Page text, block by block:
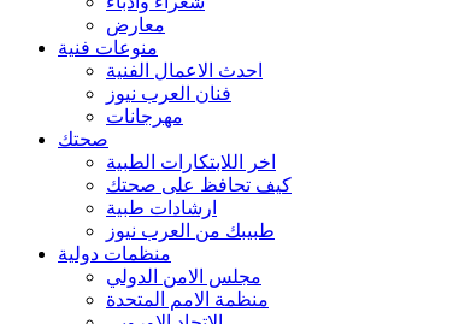
معارض
منوعات فنية
احدث الاعمال الفنية
فنان العرب نيوز
مهرجانات
صحتك
اخر اللابتكارات الطبية
كيف تحافظ على صحتك
ارشادات طبية
طبيبك من العرب نيوز
منظمات دولية
مجلس الامن الدولي
منظمة الامم المتحدة